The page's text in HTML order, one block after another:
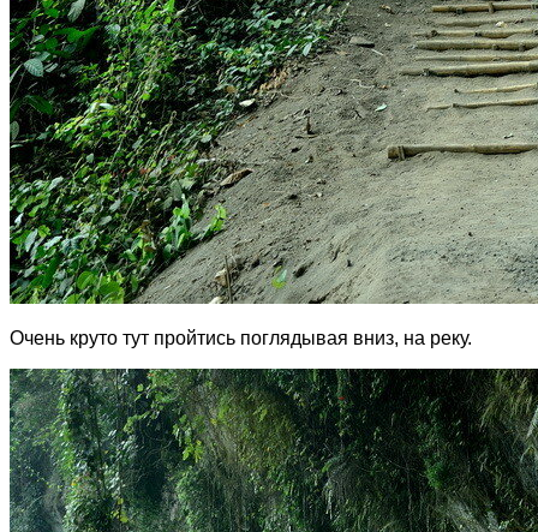
Очень круто тут пройтись поглядывая вниз, на реку.